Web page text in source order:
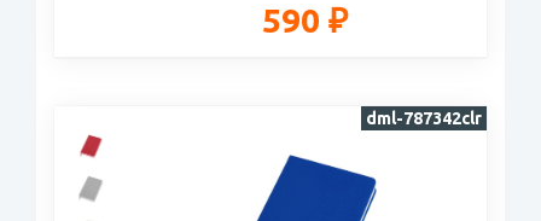
590 ₽
dml-787342clr